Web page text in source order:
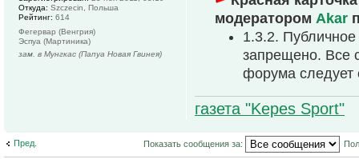
модератором Akar
1.3.2.
запрещено. Все
форума следует
газета "Kepes Sport"
Откуда: Szczecin, Польша
Рейтинг: 614
Фегервар (Венгрия)
Эспуа (Мартиника)
зам. в Мунгкас (Папуа Новая Гвинея)
Пред. Показать сообщения за: